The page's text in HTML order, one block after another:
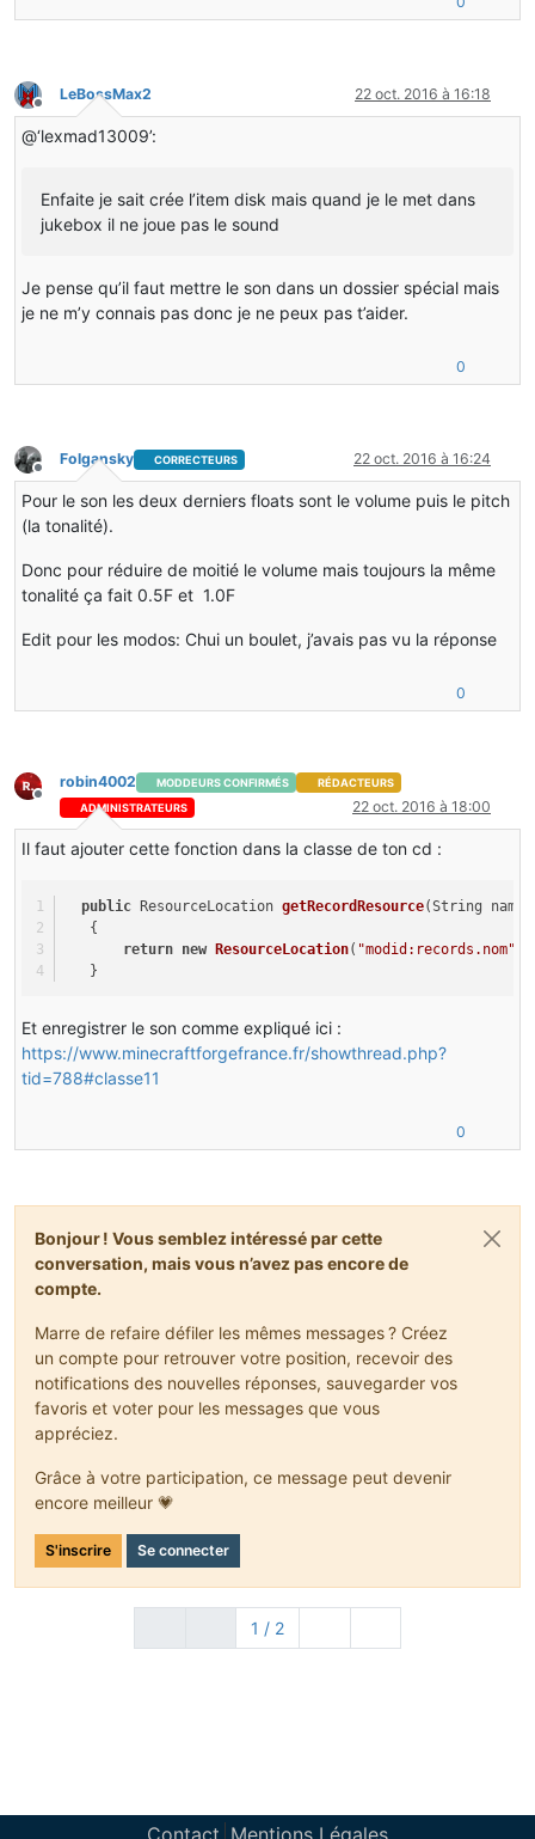
Hors-ligne
LeBossMax2 22 oct. 2016 à 16:18
@‘lexmad13009’:
Enfaite je sait crée l’item disk mais quand je le met dans
jukebox il ne joue pas le sound
Je pense qu’il faut mettre le son dans un dossier spécial mais
je ne m’y connais pas donc je ne peux pas t’aider.
0
Hors-ligne
Folgansky CORRECTEURS 22 oct. 2016 à 16:24
Pour le son les deux derniers floats sont le volume puis le pitch
(la tonalité).
Donc pour réduire de moitié le volume mais toujours la même
tonalité ça fait 0.5F et 1.0F
Edit pour les modos: Chui un boulet, j’avais pas vu la réponse
0
Hors-ligne
robin4002 MODDEURS CONFIRMÉS
RÉDACTEURS
ADMINISTRATEURS
22 oct. 2016 à 18:00
Il faut ajouter cette fonction dans la classe de ton cd :
public ResourceLocation getRecordResource(String name)
{
return new ResourceLocation( "modid:records.nom"
}
Et enregistrer le son comme expliqué ici :
https://www.minecraftforgefrance.fr/showthread.php?
tid=788#classe11
0
Bonjour ! Vous semblez intéressé par cette
conversation, mais vous n’avez pas encore de
compte.
Marre de refaire défiler les mêmes messages ? Créez
un compte pour retrouver votre position, recevoir des
notifications des nouvelles réponses, sauvegarder vos
favoris et voter pour les messages que vous
appréciez.
Grâce à votre participation, ce message peut devenir
encore meilleur 💗
S'inscrire Se connecter
1 / 2
Contact Mentions Légales